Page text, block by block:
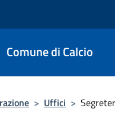
Comune di Calcio
> Uffici >